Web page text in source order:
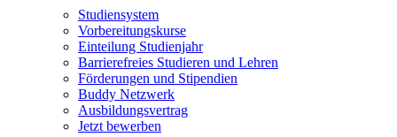
Studiensystem
Vorbereitungskurse
Einteilung Studienjahr
Barrierefreies Studieren und Lehren
Förderungen und Stipendien
Buddy Netzwerk
Ausbildungsvertrag
Jetzt bewerben